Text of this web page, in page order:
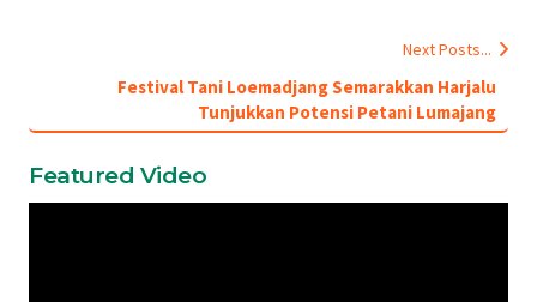
Next Posts...
Festival Tani Loemadjang Semarakkan Harjalu
Tunjukkan Potensi Petani Lumajang
Featured Video